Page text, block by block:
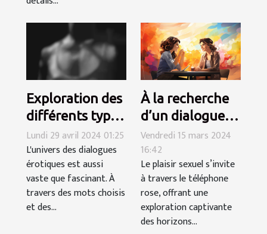
Exploration des
différents types
de jeux de rôle
dans les
dialogues
érotiques
Lundi 29 avril 2024 01:25
L'univers des dialogues
érotiques est aussi
vaste que fascinant. À
travers des mots choisis
et des...
À la recherche
d’un dialogue
torride au
téléphone avec
des femmes
déchaînées ?
Vendredi 15 mars 2024
16:42
Le plaisir sexuel s’invite
à travers le téléphone
rose, offrant une
exploration captivante
des horizons...